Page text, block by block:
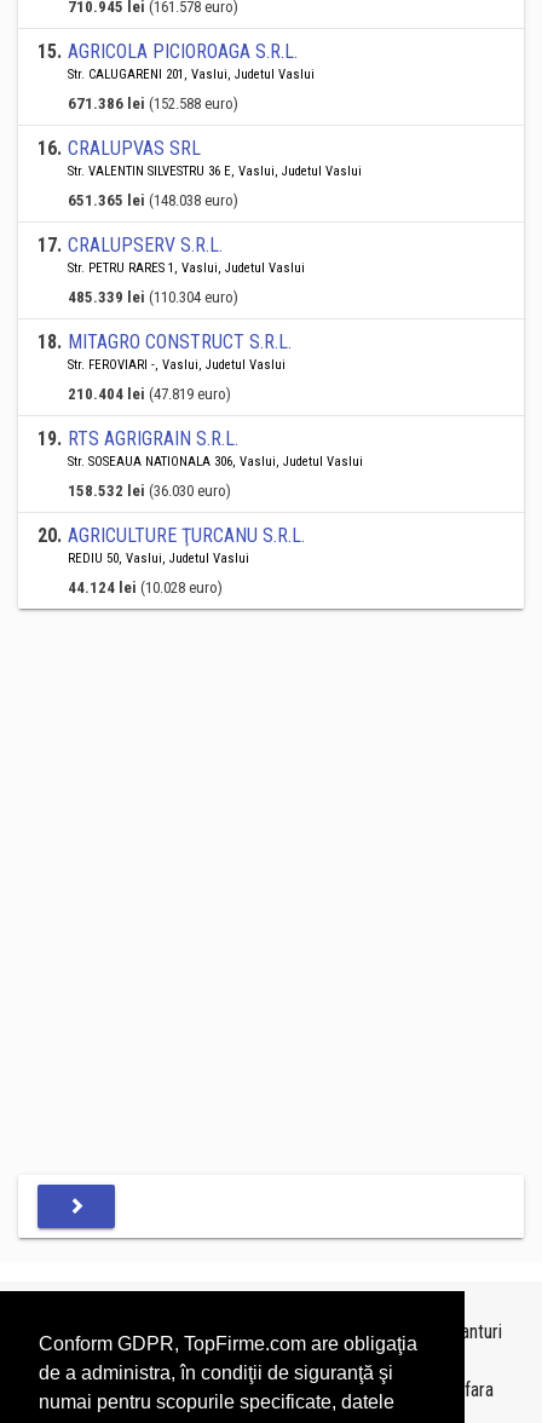
Conform GDPR, TopFirme.com are obligaţia
de a administra, în condiţii de siguranţă şi
numai pentru scopurile specificate, datele
710.945 lei (161.578 euro)
15. AGRICOLA PICIOROAGA S.R.L.
Str. CALUGARENI 201, Vaslui, Judetul Vaslui
671.386 lei (152.588 euro)
16. CRALUPVAS SRL
Str. VALENTIN SILVESTRU 36 E, Vaslui, Judetul Vaslui
651.365 lei (148.038 euro)
17. CRALUPSERV S.R.L.
Str. PETRU RARES 1, Vaslui, Judetul Vaslui
485.339 lei (110.304 euro)
18. MITAGRO CONSTRUCT S.R.L.
Str. FEROVIARI -, Vaslui, Judetul Vaslui
210.404 lei (47.819 euro)
19. RTS AGRIGRAIN S.R.L.
Str. SOSEAUA NATIONALA 306, Vaslui, Judetul Vaslui
158.532 lei (36.030 euro)
20. AGRICULTURE ŢURCANU S.R.L.
REDIU 50, Vaslui, Judetul Vaslui
44.124 lei (10.028 euro)
Topurile sunt realizate deTopFirme
pe baza ultimelor bilanturi
depuse si au scop informativ.
Este interzisa folosirea topurilor fara acordul TopFirme si fara